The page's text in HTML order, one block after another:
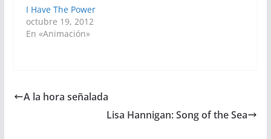
I Have The Power
octubre 19, 2012
En «Animación»
A la hora señalada
Lisa Hannigan: Song of the Sea